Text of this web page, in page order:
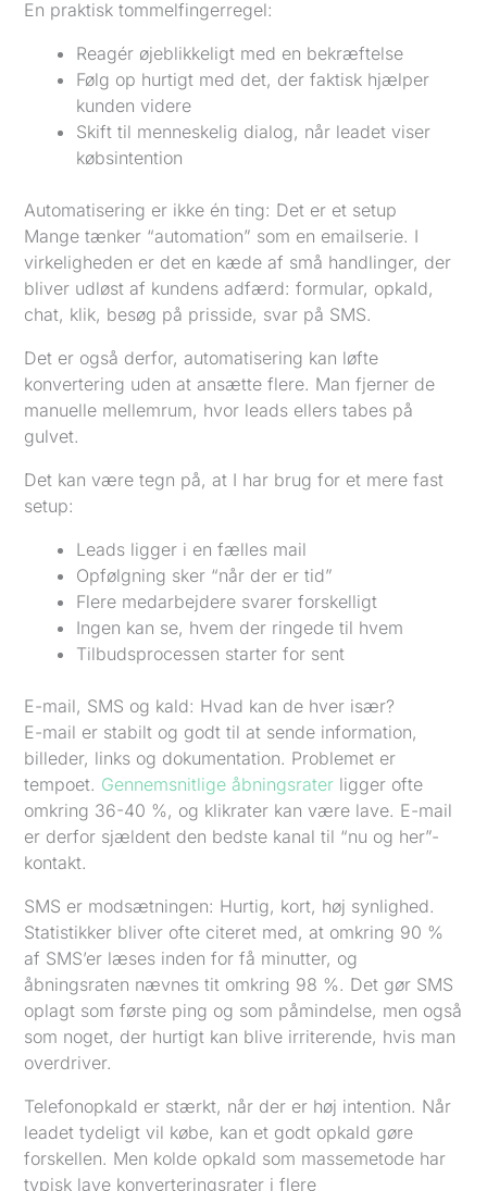
En praktisk tommelfingerregel:
Reagér øjeblikkeligt med en bekræftelse
Følg op hurtigt med det, der faktisk hjælper
kunden videre
Skift til menneskelig dialog, når leadet viser
købsintention
Automatisering er ikke én ting: Det er et setup
Mange tænker “automation” som en emailserie. I
virkeligheden er det en kæde af små handlinger, der
bliver udløst af kundens adfærd: formular, opkald,
chat, klik, besøg på prisside, svar på SMS.
Det er også derfor, automatisering kan løfte
konvertering uden at ansætte flere. Man fjerner de
manuelle mellemrum, hvor leads ellers tabes på
gulvet.
Det kan være tegn på, at I har brug for et mere fast
setup:
Leads ligger i en fælles mail
Opfølgning sker “når der er tid”
Flere medarbejdere svarer forskelligt
Ingen kan se, hvem der ringede til hvem
Tilbudsprocessen starter for sent
E-mail, SMS og kald: Hvad kan de hver især?
E-mail er stabilt og godt til at sende information,
billeder, links og dokumentation. Problemet er
tempoet. Gennemsnitlige åbningsrater ligger ofte
omkring 36-40 %, og klikrater kan være lave. E-mail
er derfor sjældent den bedste kanal til “nu og her”-
kontakt.
SMS er modsætningen: Hurtig, kort, høj synlighed.
Statistikker bliver ofte citeret med, at omkring 90 %
af SMS’er læses inden for få minutter, og
åbningsraten nævnes tit omkring 98 %. Det gør SMS
oplagt som første ping og som påmindelse, men også
som noget, der hurtigt kan blive irriterende, hvis man
overdriver.
Telefonopkald er stærkt, når der er høj intention. Når
leadet tydeligt vil købe, kan et godt opkald gøre
forskellen. Men kolde opkald som massemetode har
typisk lave konverteringsrater i flere